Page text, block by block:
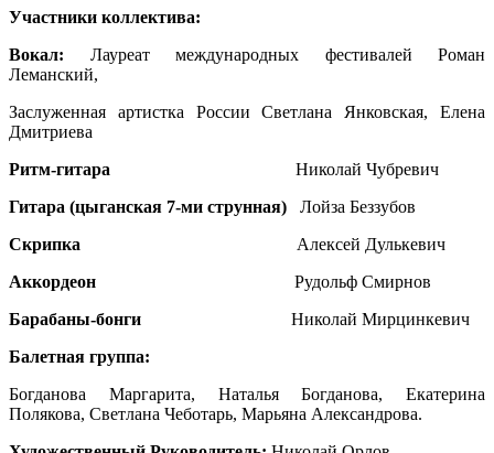
Участники коллектива:
Вокал: Лауреат международных фестивалей Роман
Леманский,
Заслуженная артистка России Светлана Янковская, Елена
Дмитриева
Ритм-гитара
Николай Чубревич
Гитара (цыганская 7-ми струнная)
Лойза Беззубов
Скрипка
Алексей Дулькевич
Аккордеон
Рудольф Смирнов
Барабаны-бонги
Николай Мирцинкевич
Балетная группа:
Богданова Маргарита, Наталья Богданова, Екатерина
Полякова, Светлана Чеботарь, Марьяна Александрова.